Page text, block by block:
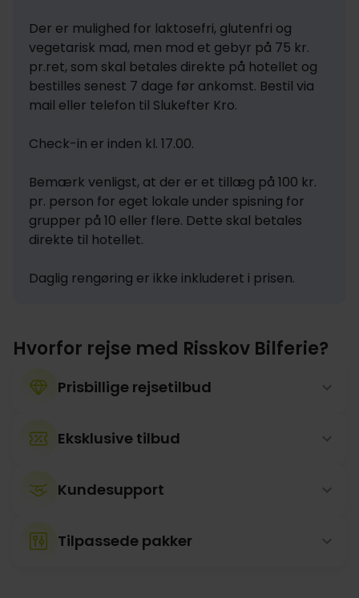
Der er mulighed for laktosefri, glutenfri og
vegetarisk mad, men mod et gebyr på 75 kr.
pr.ret, som skal betales direkte på hotellet og
bestilles senest 7 dage før ankomst. Bestil via
mail eller telefon til Slukefter Kro.
Check-in er inden kl. 17.00.
Bemærk venligst, at der er et tillæg på 100 kr.
pr. person for eget lokale under spisning for
grupper på 10 eller flere. Dette skal betales
direkte til hotellet.
Daglig rengøring er ikke inkluderet i prisen.
Hvorfor rejse med Risskov Bilferie?
Prisbillige rejsetilbud
Eksklusive tilbud
Kundesupport
Tilpassede pakker